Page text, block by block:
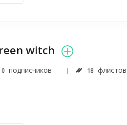
witch
0 подписчиков 18 флистов